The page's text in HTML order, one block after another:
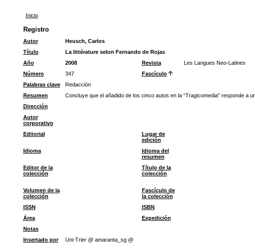
Inicio
Registro
Autor
Heusch, Carlos
Título
La littérature selon Fernando de Rojas
Año
2008 Revista Les Langues Neo-Latines
Número
347 Fascículo
Palabras clave
Redacción
Resumen
Concluye que el añadido de los cinco autos en la “Tragicomedia” responde a
Dirección
Autor
corporativo
Editorial
Lugar de
edición
Idioma
Idioma del
resumen
Editor de la
colección
Título de la
colección
Volumen de la
colección
Fascículo de
la colección
ISSN ISBN
Área
Expedición
Notas
Insertado por
Uni-Trier @ amaranta_sg @